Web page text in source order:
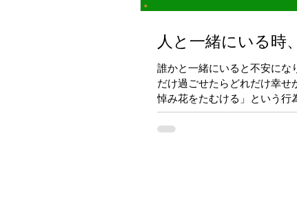
人と一緒にいる時
誰かと一緒にいると不安にな
だけ過ごせたらどれだけ幸せ
悼み花をたむける」という行